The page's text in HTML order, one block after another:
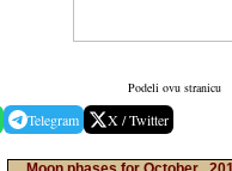
Podeli ovu stranicu
Telegram X / Twitter